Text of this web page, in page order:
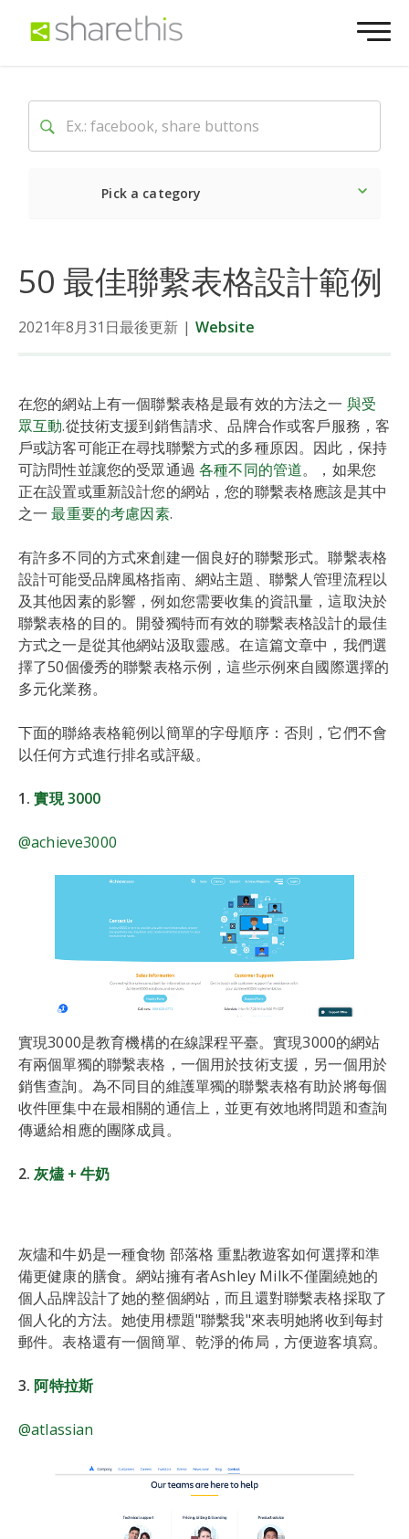
Pick a category
50 最佳聯繫表格設計範例
2021年8月31日最後更新 | Website
在您的網站上有一個聯繫表格是最有效的方法之一 與受
眾互動.從技術支援到銷售請求、品牌合作或客戶服務，客
戶或訪客可能正在尋找聯繫方式的多種原因。因此，保持
可訪問性並讓您的受眾通過各種不同的管道。，如果您
正在設置或重新設計您的網站，您的聯繫表格應該是其中
之一最重要的考慮因素.
有許多不同的方式來創建一個良好的聯繫形式。聯繫表格
設計可能受品牌風格指南、網站主題、聯繫人管理流程以
及其他因素的影響，例如您需要收集的資訊量，這取決於
聯繫表格的目的。開發獨特而有效的聯繫表格設計的最佳
方式之一是從其他網站汲取靈感。在這篇文章中，我們選
擇了50個優秀的聯繫表格示例，這些示例來自國際選擇的
多元化業務。
下面的聯絡表格範例以簡單的字母順序：否則，它們不會
以任何方式進行排名或評級。
1.實現 3000
@achieve3000
實現3000是教育機構的在線課程平臺。實現3000的網站
有兩個單獨的聯繫表格，一個用於技術支援，另一個用於
銷售查詢。為不同目的維護單獨的聯繫表格有助於將每個
收件匣集中在最相關的通信上，並更有效地將問題和查詢
傳遞給相應的團隊成員。
2.灰燼 + 牛奶
灰燼和牛奶是一種食物 部落格 重點教遊客如何選擇和準
備更健康的膳食。網站擁有者Ashley Milk不僅圍繞她的
個人品牌設計了她的整個網站，而且還對聯繫表格採取了
個人化的方法。她使用標題"聯繫我"來表明她將收到每封
郵件。表格還有一個簡單、乾淨的佈局，方便遊客填寫。
3. 阿特拉斯
@atlassian